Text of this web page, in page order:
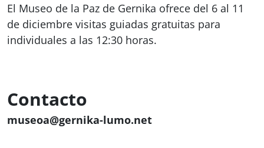
El Museo de la Paz de Gernika ofrece del 6 al 11
de diciembre visitas guiadas gratuitas para
individuales a las 12:30 horas.
Contacto
museoa@gernika-lumo.net